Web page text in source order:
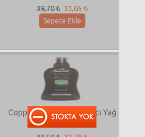
39,70 ₺ 33,65 ₺
Sepete Ekle
Coppertone Bronzlaştırıcı Yağ
/ Aloe Veralı